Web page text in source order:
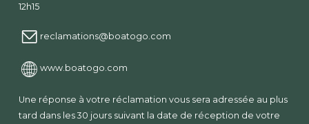
12h15
reclamations@boatogo.com
www.boatogo.com
Une réponse à votre réclamation vous sera adressée au plus
tard dans les 30 jours suivant la date de réception de votre